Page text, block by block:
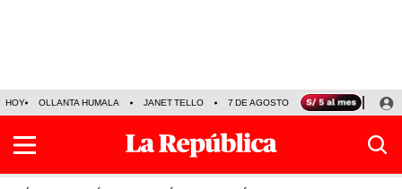
HOY OLLANTA HUMALA JANET TELLO 7 DE AGOSTO TINKA RESULTADOS